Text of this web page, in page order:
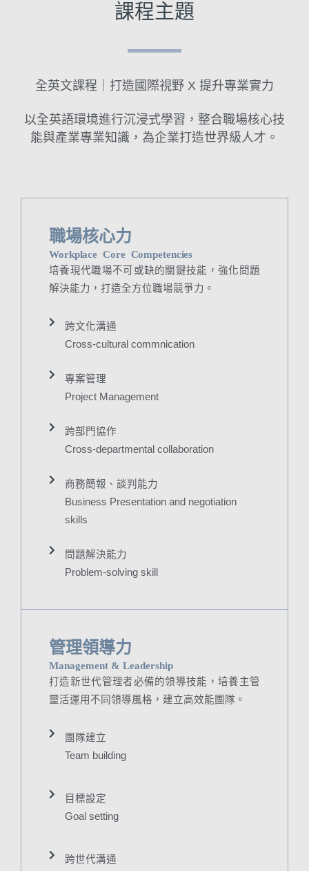
課程主題
全英文課程｜打造國際視野 X 提升專業實力
以全英語環境進行沉浸式學習，整合職場核心技
能與產業專業知識，為企業打造世界級人才。
職場核心力
Workplace Core Competencies
培養現代職場不可或缺的關鍵技能，強化問題
解決能力，打造全方位職場競爭力。
跨文化溝通
Cross-cultural commnication
專案管理
Project Management
跨部門協作
Cross-departmental collaboration
商務簡報、談判能力
Business Presentation and negotiation
skills
問題解決能力
Problem-solving skill
管理領導力
Management & Leadership
打造新世代管理者必備的領導技能，培養主管
靈活運用不同領導風格，建立高效能團隊。
團隊建立
Team building
目標設定
Goal setting
跨世代溝通